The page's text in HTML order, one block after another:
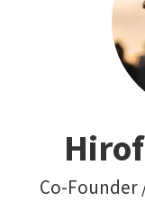
Co-Founder